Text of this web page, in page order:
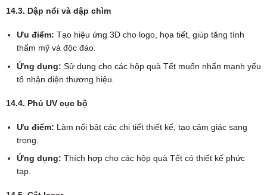
14.3. Dập nổi và dập chìm
Ưu điểm: Tạo hiệu ứng 3D cho logo, họa tiết, giúp tăng tính
thẩm mỹ và độc đáo.
Ứng dụng: Sử dụng cho các hộp quà Tết muốn nhấn mạnh yếu
tố nhận diện thương hiệu.
14.4. Phủ UV cục bộ
Ưu điểm: Làm nổi bật các chi tiết thiết kế, tạo cảm giác sang
trọng.
Ứng dụng: Thích hợp cho các hộp quà Tết có thiết kế phức
tạp.